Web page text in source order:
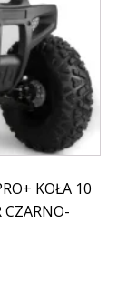
KOŁA 10